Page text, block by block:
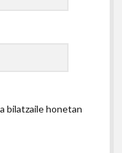
bilatzaile honetan